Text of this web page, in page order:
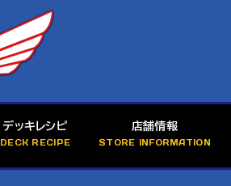
デッキレシピ
DECK RECIPE
店舗情報
STORE INFORMATION